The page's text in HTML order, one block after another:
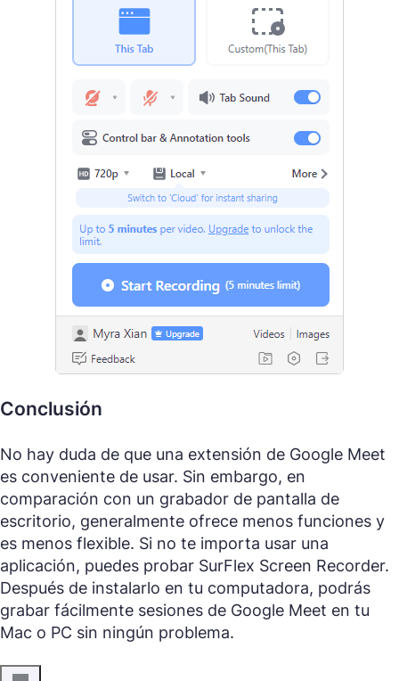
Conclusión
No hay duda de que una extensión de Google Meet
es conveniente de usar. Sin embargo, en
comparación con un grabador de pantalla de
escritorio, generalmente ofrece menos funciones y
es menos flexible. Si no te importa usar una
aplicación, puedes probar SurFlex Screen Recorder.
Después de instalarlo en tu computadora, podrás
grabar fácilmente sesiones de Google Meet en tu
Mac o PC sin ningún problema.